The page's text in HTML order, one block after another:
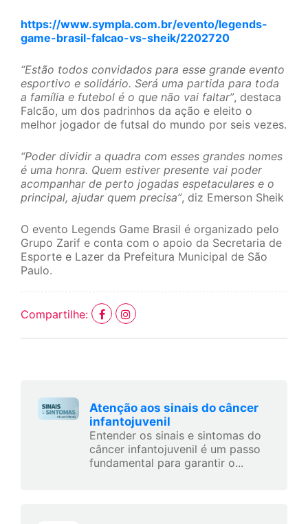
https://www.sympla.com.br/evento/legends-
game-brasil-falcao-vs-sheik/2202720
“Estão todos convidados para esse grande evento
esportivo e solidário. Será uma partida para toda
a família e futebol é o que não vai faltar”, destaca
Falcão, um dos padrinhos da ação e eleito o
melhor jogador de futsal do mundo por seis vezes.
“Poder dividir a quadra com esses grandes nomes
é uma honra. Quem estiver presente vai poder
acompanhar de perto jogadas espetaculares e o
principal, ajudar quem precisa”, diz Emerson Sheik
O evento Legends Game Brasil é organizado pelo
Grupo Zarif e conta com o apoio da Secretaria de
Esporte e Lazer da Prefeitura Municipal de São
Paulo.
Compartilhe:
Atenção aos sinais do câncer
infantojuvenil
Entender os sinais e sintomas do
câncer infantojuvenil é um passo
fundamental para garantir o...